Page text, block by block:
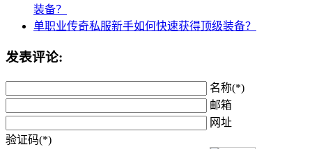
装备？
单职业传奇私服新手如何快速获得顶级装备？
发表评论:
名称(*)
邮箱
网址
验证码(*)